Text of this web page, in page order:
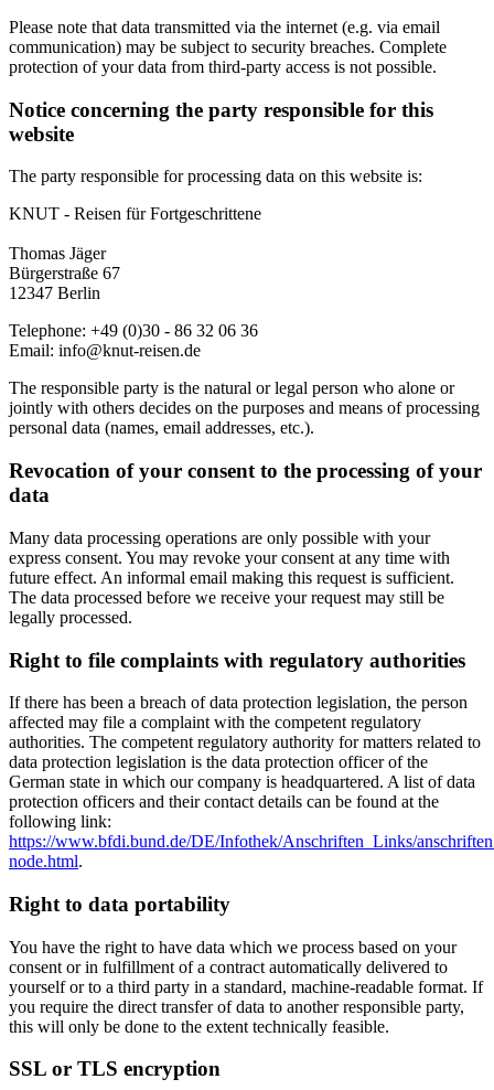
Please note that data transmitted via the internet (e.g. via email
communication) may be subject to security breaches. Complete
protection of your data from third-party access is not possible.
Notice concerning the party responsible for this
website
The party responsible for processing data on this website is:
KNUT - Reisen für Fortgeschrittene
Thomas Jäger
Bürgerstraße 67
12347 Berlin
Telephone: +49 (0)30 - 86 32 06 36
Email: info@knut-reisen.de
The responsible party is the natural or legal person who alone or
jointly with others decides on the purposes and means of processing
personal data (names, email addresses, etc.).
Revocation of your consent to the processing of your
data
Many data processing operations are only possible with your
express consent. You may revoke your consent at any time with
future effect. An informal email making this request is sufficient.
The data processed before we receive your request may still be
legally processed.
Right to file complaints with regulatory authorities
If there has been a breach of data protection legislation, the person
affected may file a complaint with the competent regulatory
authorities. The competent regulatory authority for matters related to
data protection legislation is the data protection officer of the
German state in which our company is headquartered. A list of data
protection officers and their contact details can be found at the
following link:
https://www.bfdi.bund.de/DE/Infothek/Anschriften_Links/
node.html.
Right to data portability
You have the right to have data which we process based on your
consent or in fulfillment of a contract automatically delivered to
yourself or to a third party in a standard, machine-readable format. If
you require the direct transfer of data to another responsible party,
this will only be done to the extent technically feasible.
SSL or TLS encryption